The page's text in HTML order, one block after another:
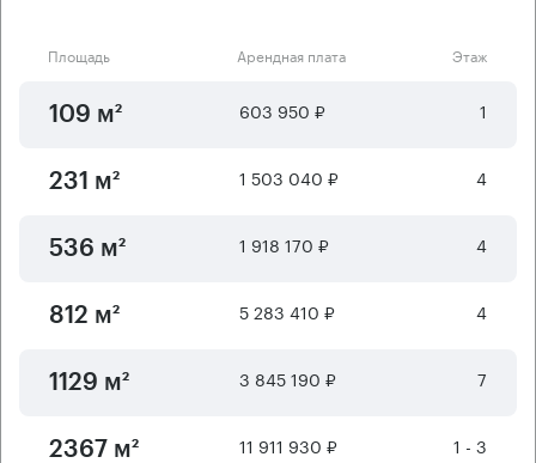
Площадь Арендная плата Этаж
109 м² 603 950 ₽ 1
231 м² 1 503 040 ₽ 4
536 м² 1 918 170 ₽ 4
812 м² 5 283 410 ₽ 4
1129 м² 3 845 190 ₽ 7
2367 м² 11 911 930 ₽ 1 - 3